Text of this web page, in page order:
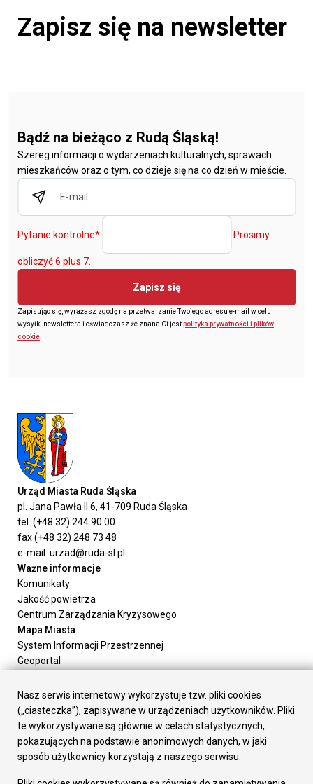
Zapisz się na newsletter
Bądź na bieżąco z Rudą Śląską!
Szereg informacji o wydarzeniach kulturalnych, sprawach
mieszkańców oraz o tym, co dzieje się na co dzień w mieście.
Pytanie kontrolne* Prosimy
obliczyć 6 plus 7.
Zapisz się
Zapisując się, wyrażasz zgodę na przetwarzanie Twojego adresu e-mail w celu
wysyłki newslettera i oświadczasz że znana Ci jestpolityka prywatności i plików
cookie.
Urząd Miasta Ruda Śląska
pl. Jana Pawła II 6, 41-709 Ruda Śląska
tel. (+48 32) 244 90 00
fax (+48 32) 248 73 48
e-mail: urzad@ruda-sl.pl
Ważne informacje
Komunikaty
Jakość powietrza
Centrum Zarządzania Kryzysowego
Mapa Miasta
System Informacji Przestrzennej
Geoportal
Załatw sprawę
Prezydent Miasta
Rada Miasta
Wydziały
Elektroniczna Skrzynka Podawcza
Nasz serwis internetowy wykorzystuje tzw. pliki cookies
(„ciasteczka”), zapisywane w urządzeniach użytkowników. Pliki
te wykorzystywane są głównie w celach statystycznych,
pokazujących na podstawie anonimowych danych, w jaki
sposób użytkownicy korzystają z naszego serwisu.